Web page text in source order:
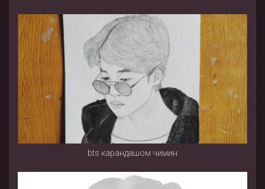
bts карандашом чимин